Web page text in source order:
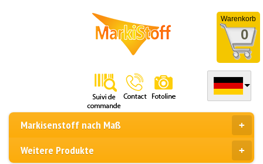
Warenkorb
0
Markisenstoff nach Maß
Weitere Produkte